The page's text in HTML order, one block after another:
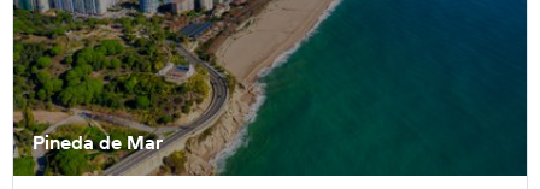
Pineda de Mar